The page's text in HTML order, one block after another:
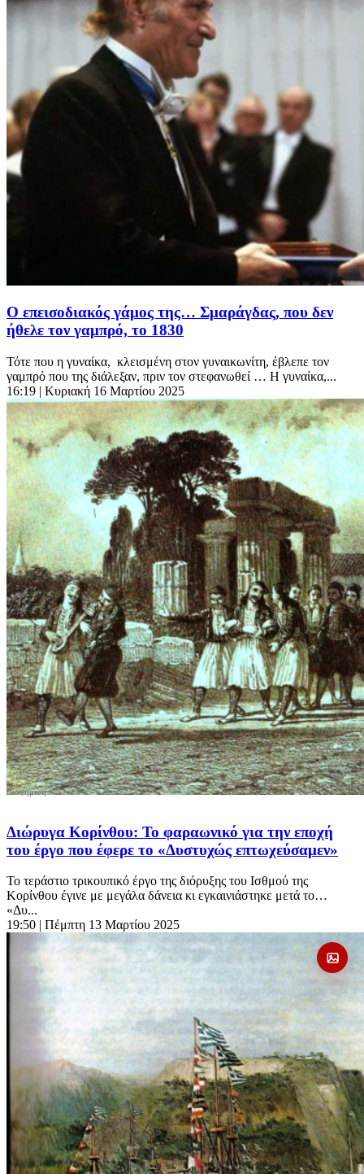
Ο επεισοδιακός γάμος της… Σμαράγδας, που δεν
ήθελε τον γαμπρό, το 1830
Τότε που η γυναίκα, κλεισμένη στον γυναικωνίτη, έβλεπε τον
γαμπρό που της διάλεξαν, πριν τον στεφανωθεί … Η γυναίκα,...
16:19 | Κυριακή 16 Μαρτίου 2025
Διώρυγα Κορίνθου: Το φαραωνικό για την εποχή
του έργο που έφερε το «Δυστυχώς επτωχεύσαμεν»
Το τεράστιο τρικουπικό έργο της διόρυξης του Ισθμού της
Κορίνθου έγινε με μεγάλα δάνεια κι εγκαινιάστηκε μετά το…
«Δυ...
19:50 | Πέμπτη 13 Μαρτίου 2025